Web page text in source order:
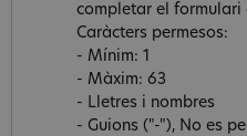
completar el formulari
Caràcters permesos:
- Mínim: 1
- Màxim: 63
- Lletres i nombres
- Guions ("-"), No es